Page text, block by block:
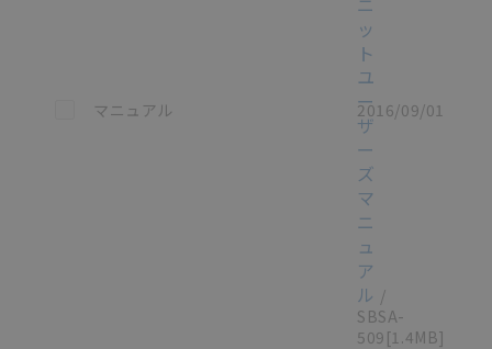
この資料を選択
マニュアル
ッ
ト
ユ
ー
ザ
ー
ズ
マ
ニ
ュ
ア
ル /
SBSA-
509 [1.4MB]
2016/09/01